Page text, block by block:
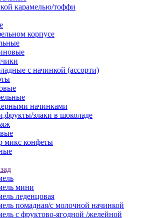
карамелью/тоффи
корпусе
с начинкой (ассорти)
начинками
злаки в шоколаде
микс конфеты
мини
леденцовая
помадная/с молочной начинкой
с фруктово-ягодной /желейной